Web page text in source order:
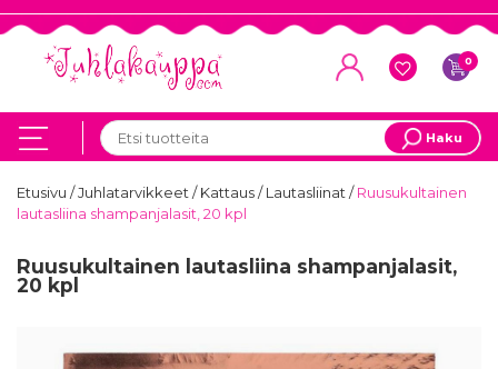
0
Haku
Etusivu /Juhlatarvikkeet/Kattaus/Lautasliinat/Ruusukultainen
lautasliina shampanjalasit, 20 kpl
Ruusukultainen lautasliina shampanjalasit,
20 kpl